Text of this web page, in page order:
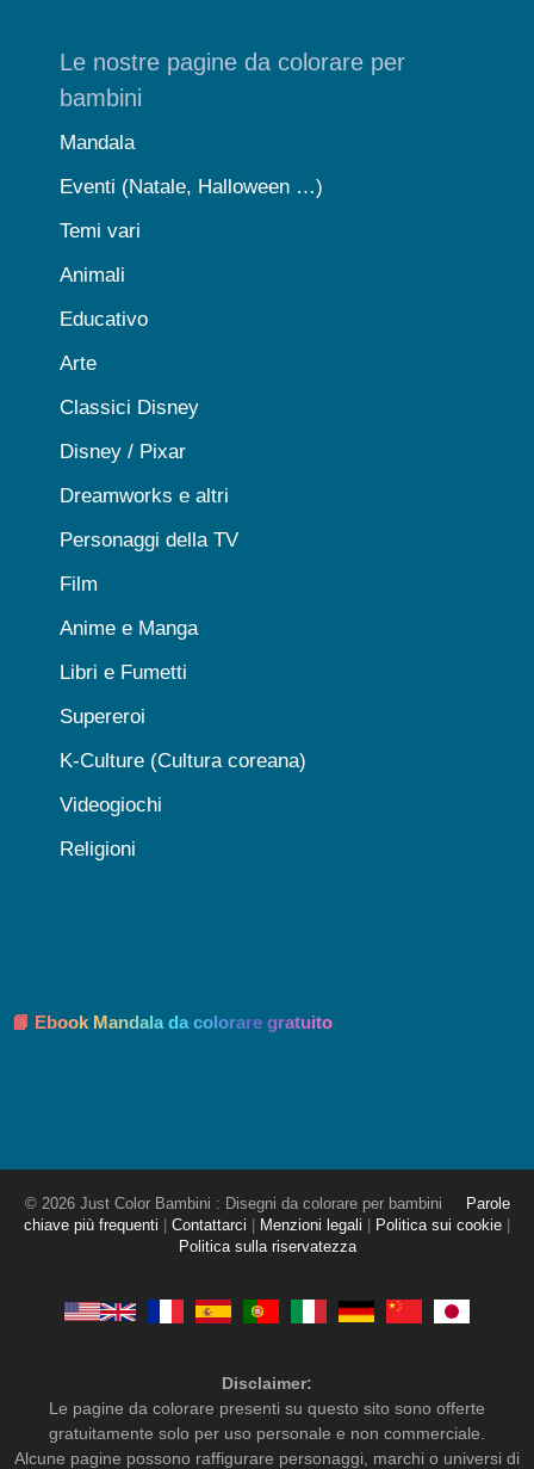
Le nostre pagine da colorare per
bambini
Mandala
Eventi (Natale, Halloween …)
Temi vari
Animali
Educativo
Arte
Classici Disney
Disney / Pixar
Dreamworks e altri
Personaggi della TV
Film
Anime e Manga
Libri e Fumetti
Supereroi
K-Culture (Cultura coreana)
Videogiochi
Religioni
📘 Ebook Mandala da colorare gratuito
© 2026 Just Color Bambini : Disegni da colorare per bambini
Parole
chiave più frequenti
Contattarci Menzioni legali Politica sui cookie
Politica sulla riservatezza
Disclaimer:
Le pagine da colorare presenti su questo sito sono offerte
gratuitamente solo per uso personale e non commerciale.
Alcune pagine possono raffigurare personaggi, marchi o universi di